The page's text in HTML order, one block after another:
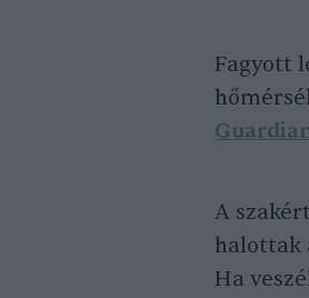
Fagyott
A
halottak
Ha